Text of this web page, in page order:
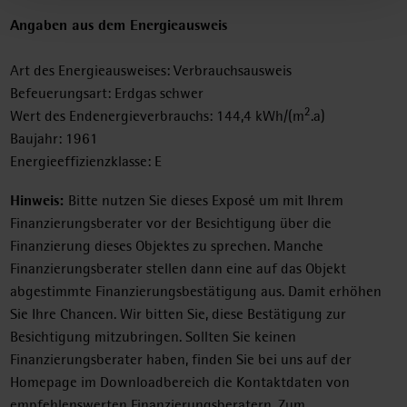
Angaben aus dem Energieausweis
Art des Energieausweises: Verbrauchsausweis
Befeuerungsart: Erdgas schwer
Wert des Endenergieverbrauchs: 144,4 kWh/(m2.a)
Baujahr: 1961
Energieeffizienzklasse: E
Hinweis: Bitte nutzen Sie dieses Exposé um mit Ihrem
Finanzierungsberater vor der Besichtigung über die
Finanzierung dieses Objektes zu sprechen. Manche
Finanzierungsberater stellen dann eine auf das Objekt
abgestimmte Finanzierungsbestätigung aus. Damit erhöhen
Sie Ihre Chancen. Wir bitten Sie, diese Bestätigung zur
Besichtigung mitzubringen. Sollten Sie keinen
Finanzierungsberater haben, finden Sie bei uns auf der
Homepage im Downloadbereich die Kontaktdaten von